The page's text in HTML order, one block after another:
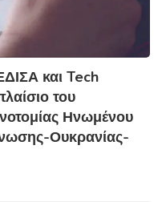
και Tech
του
Ηνωμένου
Ουκρανίας-